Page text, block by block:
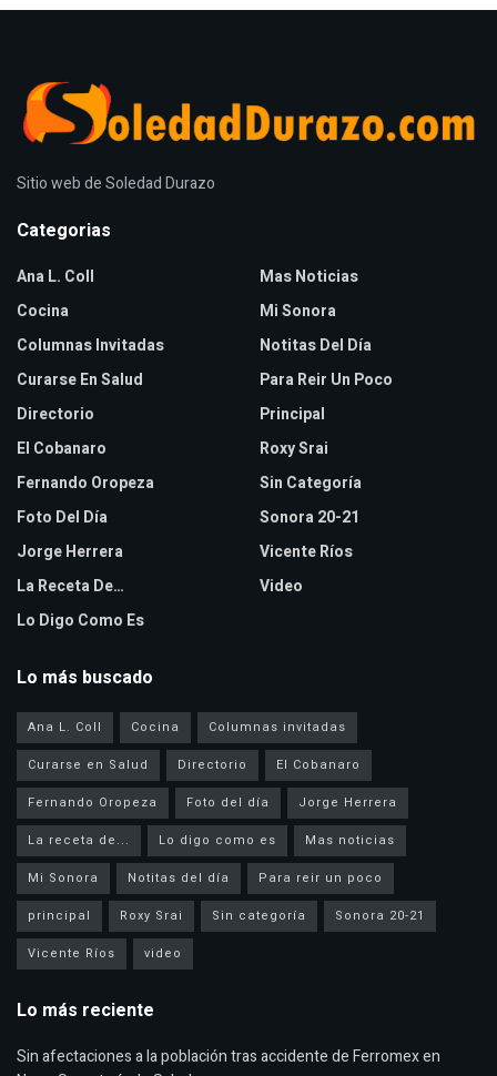
Sitio web de Soledad Durazo
Categorias
Ana L. Coll
Cocina
Columnas Invitadas
Curarse En Salud
Directorio
El Cobanaro
Fernando Oropeza
Foto Del Día
Jorge Herrera
La Receta De…
Lo Digo Como Es
Mas Noticias
Mi Sonora
Notitas Del Día
Para Reir Un Poco
Principal
Roxy Srai
Sin Categoría
Sonora 20-21
Vicente Ríos
Video
Lo más buscado
Ana L. Coll Cocina
Columnas invitadas
Curarse en Salud
Directorio
El Cobanaro
Fernando Oropeza
Foto del día
Jorge Herrera
La receta de...
Lo digo como es
Mas noticias
Mi Sonora
Notitas del día
Para reir un poco
principal
Roxy Srai Sin categoría
Sonora 20-21
Vicente Ríos
video
Lo más reciente
Sin afectaciones a la población tras accidente de Ferromex en